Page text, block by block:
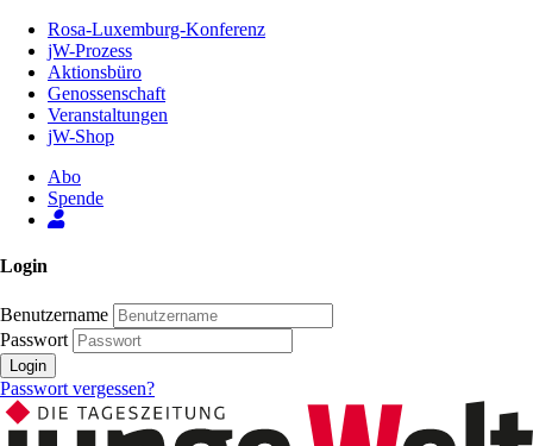
Inhalt
Seite
Rosa-Luxemburg-Konferenz
jW-Prozess
Aktionsbüro
Genossenschaft
Veranstaltungen
jW-Shop
Abo
Spende
Login
Benutzername
Passwort
Login
Passwort vergessen?